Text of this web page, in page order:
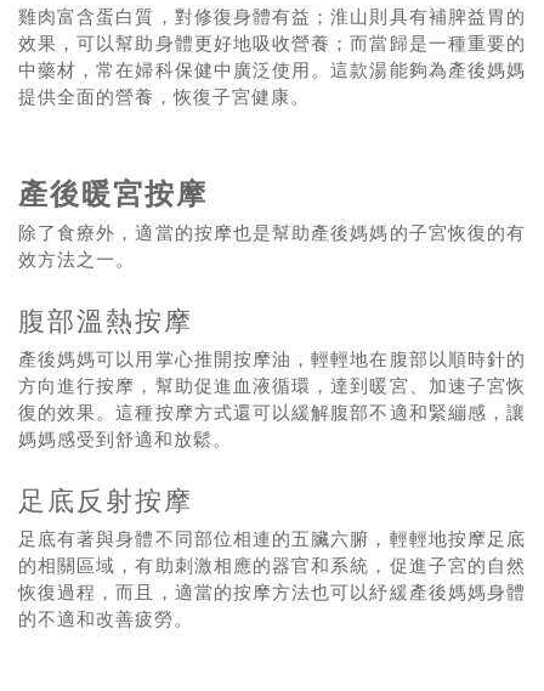
雞肉富含蛋白質，對修復身體有益；淮山則具有補脾益胃的
效果，可以幫助身體更好地吸收營養；而當歸是一種重要的
中藥材，常在婦科保健中廣泛使用。這款湯能夠為產後媽媽
提供全面的營養，恢復子宮健康。
產後暖宮按摩
除了食療外，適當的按摩也是幫助產後媽媽的子宮恢復的有
效方法之一。
腹部溫熱按摩
產後媽媽可以用掌心推開按摩油，輕輕地在腹部以順時針的
方向進行按摩，幫助促進血液循環，達到暖宮、加速子宮恢
復的效果。這種按摩方式還可以緩解腹部不適和緊繃感，讓
媽媽感受到舒適和放鬆。
足底反射按摩
足底有著與身體不同部位相連的五臟六腑，輕輕地按摩足底
的相關區域，有助刺激相應的器官和系統，促進子宮的自然
恢復過程，而且，適當的按摩方法也可以紓緩產後媽媽身體
的不適和改善疲勞。